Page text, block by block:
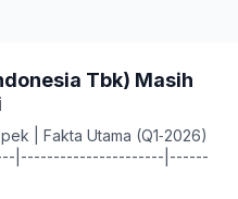
Tbk) Masih
| Fakta Utama (Q1‑2026)
|----------------------|------